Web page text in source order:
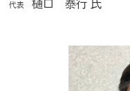
代表樋口 泰行 氏